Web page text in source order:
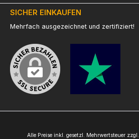
SICHER EINKAUFEN
Mehrfach ausgezeichnet und zertifiziert!
Alle Preise inkl. gesetzl. Mehrwertsteuer zzgl.